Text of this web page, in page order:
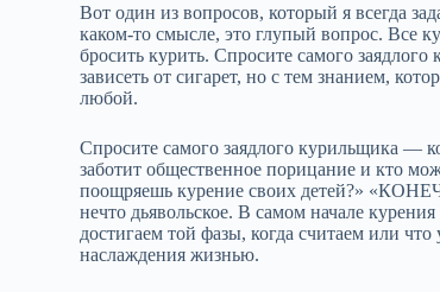
Вот один из вопросов, который я всегда
каком‑то смысле, это глупый вопрос. Все
бросить курить. Спросите самого
зависеть от сигарет, но с тем знанием,
любой.
Спросите самого заядлого курильщика —
заботит общественное порицание и кто
поощряешь курение своих детей?»
нечто дьявольское. В самом начале
достигаем той фазы, когда считаем или
наслаждения жизнью.